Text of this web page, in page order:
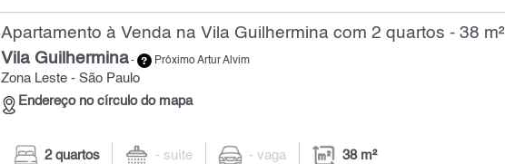
Apartamento à Venda na Vila Guilhermina com 2 quartos - 38 m²
Vila Guilhermina- Próximo Artur Alvim
Zona Leste - São Paulo
Endereço no círculo do mapa
2 quartos - suíte - vaga 38 m²